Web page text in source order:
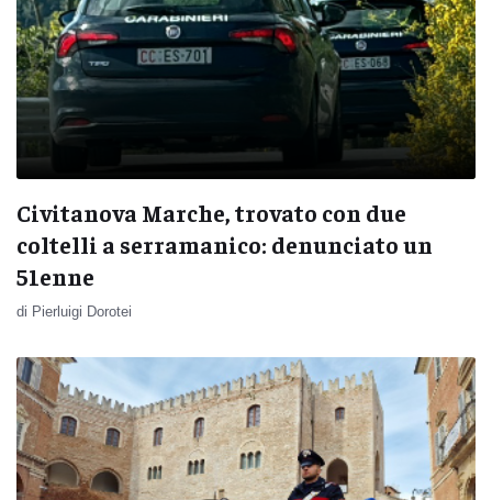
Civitanova Marche, trovato con due
coltelli a serramanico: denunciato un
51enne
di Pierluigi Dorotei